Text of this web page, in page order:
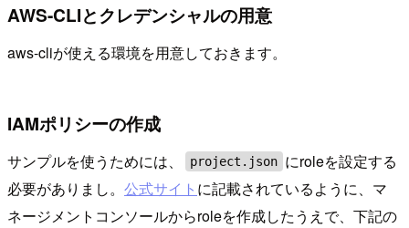
AWS-CLIとクレデンシャルの用意
aws-cliが使える環境を用意しておきます。
IAMポリシーの作成
サンプルを使うためには、 project.json にroleを設定する
必要がありまし。 公式サイト に記載されているように、マ
ネージメントコンソールからroleを作成したうえで、下記の